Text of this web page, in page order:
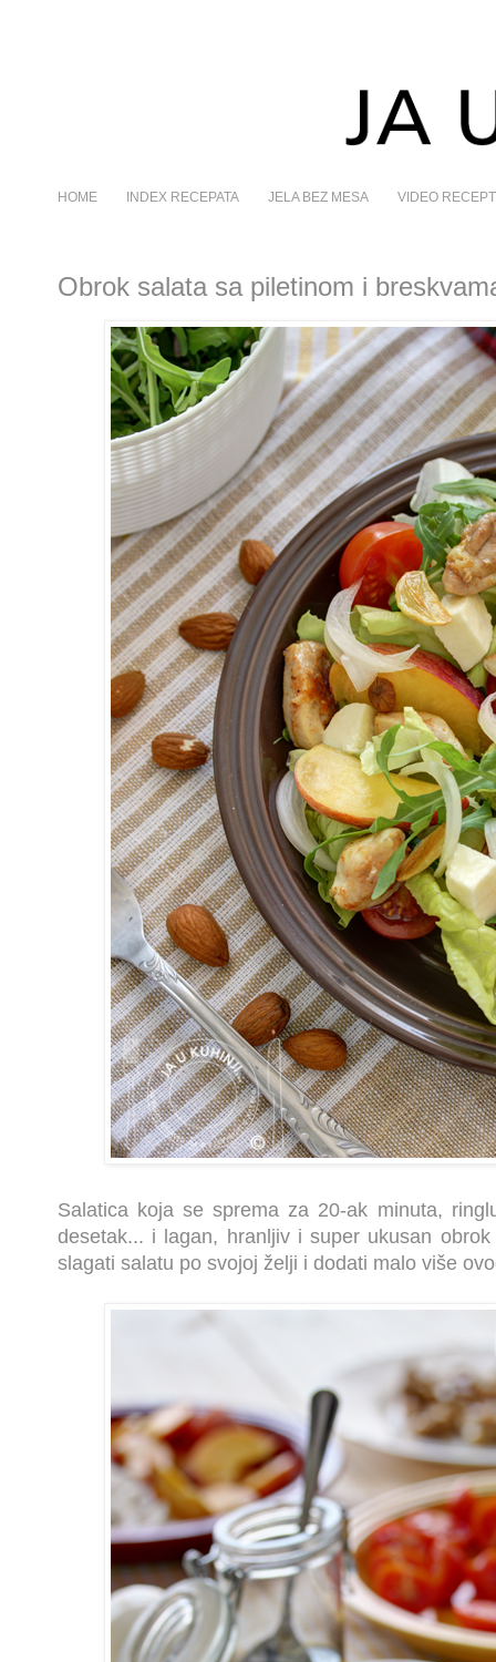
HOME INDEX RECEPATA JELA BEZ MESA VIDEO
Obrok salata sa piletinom i
Salatica koja se sprema za 20-ak minuta,
desetak... i lagan, hranljiv i super ukusan
slagati salatu po svojoj želji i dodati malo više